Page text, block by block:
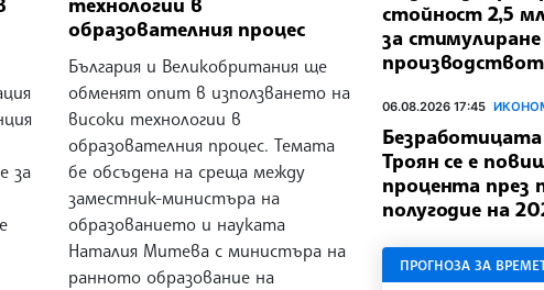
за
образователния процес
България и Великобритания ще
обменят опит в използването на
високи технологии в
образователния процес. Темата
бе обсъдена на среща между
заместник-министъра на
образованието и науката
Наталия Митева с министъра на
ранното образование на
стойност 2,5
за стимулиране
06.08.2026 17:45
Троян се е
процента през
полугодие на
ПРОГНОЗА ЗА